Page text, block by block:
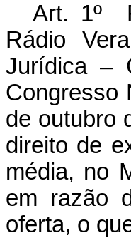
Art. 1º
Rádio
Jurídica –
Congresso
de outubro
direito de
média, no
em razão
oferta, o